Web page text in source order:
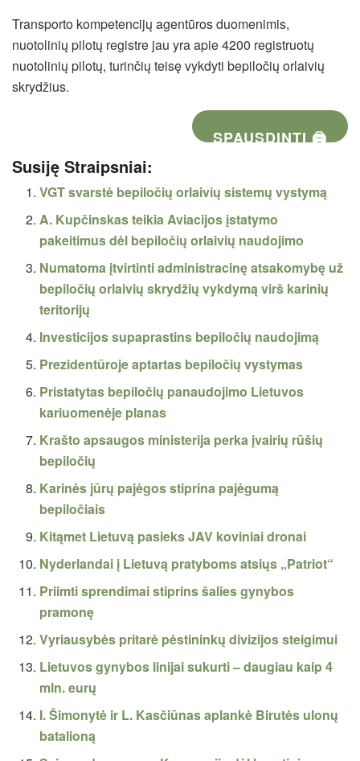
Transporto kompetencijų agentūros duomenimis,
nuotolinių pilotų registre jau yra apie 4200 registruotų
nuotolinių pilotų, turinčių teisę vykdyti bepiločių orlaivių
skrydžius.
SPAUSDINTI 🖨
Susiję Straipsniai:
VGT svarstė bepiločių orlaivių sistemų vystymą
A. Kupčinskas teikia Aviacijos įstatymo
pakeitimus dėl bepiločių orlaivių naudojimo
Numatoma įtvirtinti administracinę atsakomybę už
bepiločių orlaivių skrydžių vykdymą virš karinių
teritorijų
Investicijos supaprastins bepiločių naudojimą
Prezidentūroje aptartas bepiločių vystymas
Pristatytas bepiločių panaudojimo Lietuvos
kariuomenėje planas
Krašto apsaugos ministerija perka įvairių rūšių
bepiločių
Karinės jūrų pajėgos stiprina pajėgumą
bepiločiais
Kitąmet Lietuvą pasieks JAV koviniai dronai
Nyderlandai į Lietuvą pratyboms atsiųs „Patriot“
Priimti sprendimai stiprins šalies gynybos
pramonę
Vyriausybės pritarė pėstininkų divizijos steigimui
Lietuvos gynybos linijai sukurti – daugiau kaip 4
mln. eurų
I. Šimonytė ir L. Kasčiūnas aplankė Birutės ulonų
batalioną